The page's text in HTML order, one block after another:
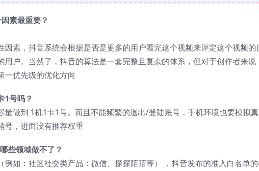
素最重要？
因素，抖音系统会根据是否是更多的用户看完这个视频来评定这个视频的
用户。当然了，抖音的算法是一套完整且复杂的体系，但对于创作者来说
一优先级的优化方向
1号吗？
量做到 1机1卡1号。而且不能频繁的退出/登陆账号，手机环境也要模拟
号，进而没有推荐权重
些领域做不了？
例如：社区社交类产品：微信、探探陌陌等） ，抖音发布的准入白名单